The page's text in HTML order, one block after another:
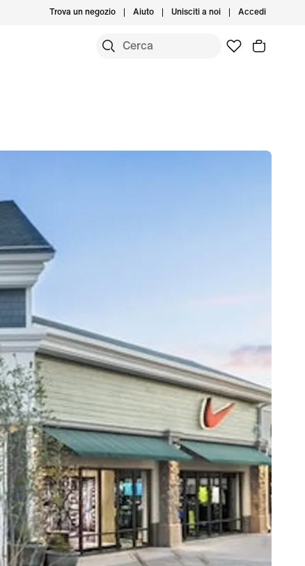
Trova un negozio Aiuto Unisciti a noi Accedi